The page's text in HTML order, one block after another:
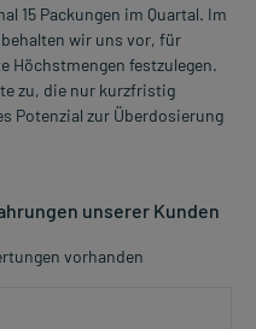
15 Packungen im Quartal. Im
wir uns vor, für
Höchstmengen festzulegen.
zu, die nur kurzfristig
Potenzial zur Überdosierung
unserer Kunden
vorhanden